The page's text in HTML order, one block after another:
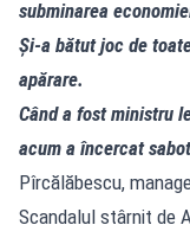
subminarea
Și-a bătut joc de
apărare.
Când a fost ministru
acum a încercat
Pîrcălăbescu,
Scandalul stârnit de